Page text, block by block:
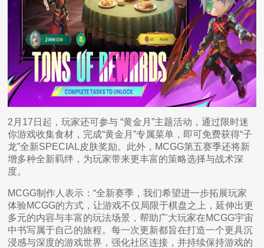
2月17日起，玩家还可参与 “黄金月”主题活动，通过限时迷
你游戏收集食材，完成“黄金月”专属菜单，即可免费获得“子
龙”全新SPECIAL皮肤奖励。此外，MCGG第五赛季还将新
增多种全新羁绊，为玩家带来更丰富的策略选择与战术深
度。
MCGG制作人表示：“全新赛季，我们希望进一步拓展玩家
体验MCGG的方式，让游戏不仅局限于棋盘之上，延伸出更
多元的内容与丰富的玩法场景，帮助广大玩家在MCGG宇宙
中书写属于自己的旅程。每一次更新都旨在打造一个更具沉
浸感与深度的游戏世界，强化社区连接，并持续保持游戏的